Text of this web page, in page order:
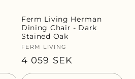
Ferm Living Herman
Dining Chair - Dark
Stained Oak
Säljare:
FERM LIVING
Ordinarie
pris
4 059 SEK